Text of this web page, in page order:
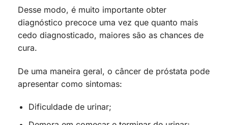
Desse modo, é muito importante obter
diagnóstico precoce uma vez que quanto mais
cedo diagnosticado, maiores são as chances de
cura.
De uma maneira geral, o câncer de próstata pode
apresentar como sintomas:
Dificuldade de urinar;